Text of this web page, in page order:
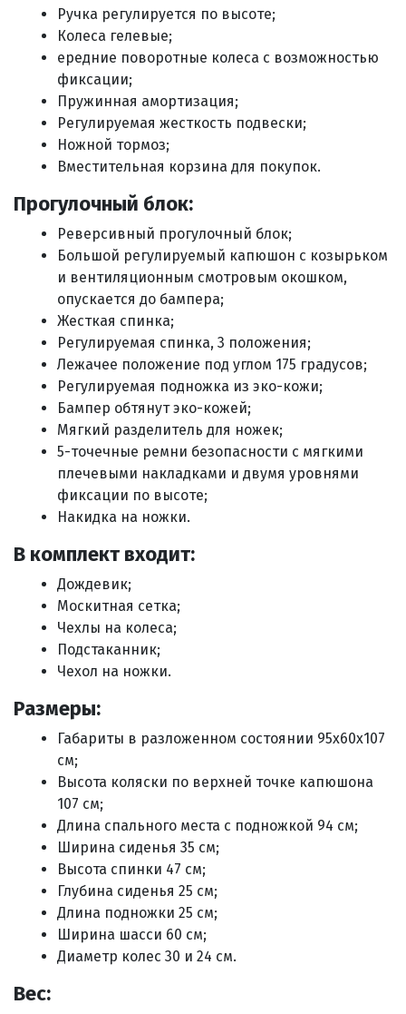
Ручка регулируется по высоте;
Колеса гелевые;
ередние поворотные колеса с возможностью
фиксации;
Пружинная амортизация;
Регулируемая жесткость подвески;
Ножной тормоз;
Вместительная корзина для покупок.
Прогулочный блок:
Реверсивный прогулочный блок;
Большой регулируемый капюшон с козырьком
и вентиляционным смотровым окошком,
опускается до бампера;
Жесткая спинка;
Регулируемая спинка, 3 положения;
Лежачее положение под углом 175 градусов;
Регулируемая подножка из эко-кожи;
Бампер обтянут эко-кожей;
Мягкий разделитель для ножек;
5-точечные ремни безопасности с мягкими
плечевыми накладками и двумя уровнями
фиксации по высоте;
Накидка на ножки.
В комплект входит:
Дождевик;
Москитная сетка;
Чехлы на колеса;
Подстаканник;
Чехол на ножки.
Размеры:
Габариты в разложенном состоянии 95х60х107
см;
Высота коляски по верхней точке капюшона
107 см;
Длина спального места с подножкой 94 см;
Ширина сиденья 35 см;
Высота спинки 47 см;
Глубина сиденья 25 см;
Длина подножки 25 см;
Ширина шасси 60 см;
Диаметр колес 30 и 24 см.
Вес: